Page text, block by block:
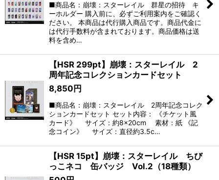
■商品名：崩壊：スターレイル 群星の招待 キ
ーホルダー 購入前に、必ずご利用案内をご確認く
ださい。 本商品は代行購入商品です。商品代金に
は代行手数料が含まれております。商品価格は送
料を含め…
【HSR 299pt】崩壊：スターレイル 2
周年記念コレクションカードセット
8,850 円
■商品名：崩壊：スターレイル 2周年記念コレク
ションカードセット セット内容： 《チケット風
カード》 サイズ：約8×20cm 素材：紙 《記
念コイン》 サイズ：直径約3.5c…
【HSR 15pt】崩壊：スターレイル ちび
っこネコ 缶バッジ Vol.2（18種類）